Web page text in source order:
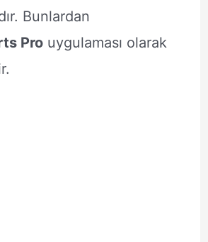
Bunlardan
Prouygulaması olarak